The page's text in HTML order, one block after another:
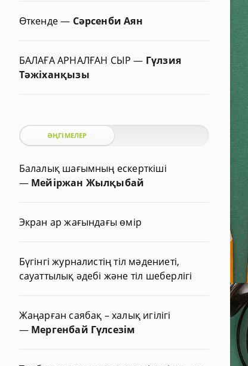
Өткенде— Сәрсенби Аян
БАЛАҒА АРНАЛҒАН СЫР— Гүлзия
Тәжіханқызы
ӘҢГІМЕЛЕР
Балалық шағымның ескерткіші
— Мейіржан Жылқыбай
Экран ар жағындағы өмір
Бүгінгі журналистің тіл мәдениеті,
сауаттылық әдебі және тіл шеберлігі
Жаңарған саябақ – халық игілігі
— Мергенбай Гүлсезім